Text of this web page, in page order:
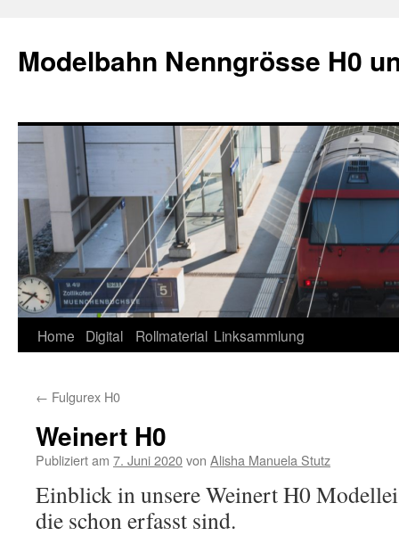
Modelbahn Nenngrösse H0
Springe
Inhalt
Home Digital Rollmaterial Linksammlung
← Fulgurex H0
Weinert H0
Publiziert am 7. Juni 2020von Alisha Manuela Stutz
Einblick in unsere Weinert H0
die schon erfasst sind.